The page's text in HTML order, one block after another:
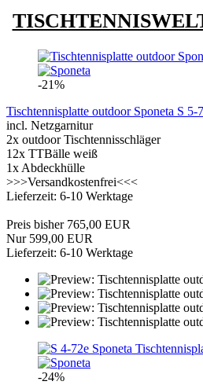
-21%
Tischtennisplatte outdoor Sponeta S 5-
incl. Netzgarnitur
2x outdoor Tischtennisschläger
12x TTBälle weiß
1x Abdeckhülle
>>>Versandkostenfrei<<<
Lieferzeit: 6-10 Werktage
Preis bisher 765,00 EUR
Nur 599,00 EUR
Lieferzeit: 6-10 Werktage
-24%